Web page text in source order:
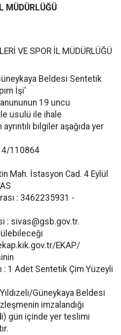
MÜDÜRLÜĞÜ
VE SPOR İL MÜDÜRLÜĞÜ
Beldesi Sentetik
İşi'
19 uncu
usulü ile ihale
bilgiler aşağıda yer
110864
Mah. İstasyon Cad. 4 Eylül
: 3462235931 -
: sivas@gsb.gov.tr.
EKAP/
: 1 Adet Sentetik Çim Yüzeyli
Güneykaya Beldesi
imzalandığı
gün içinde yer teslimi